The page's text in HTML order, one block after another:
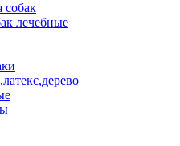
собак
лечебные